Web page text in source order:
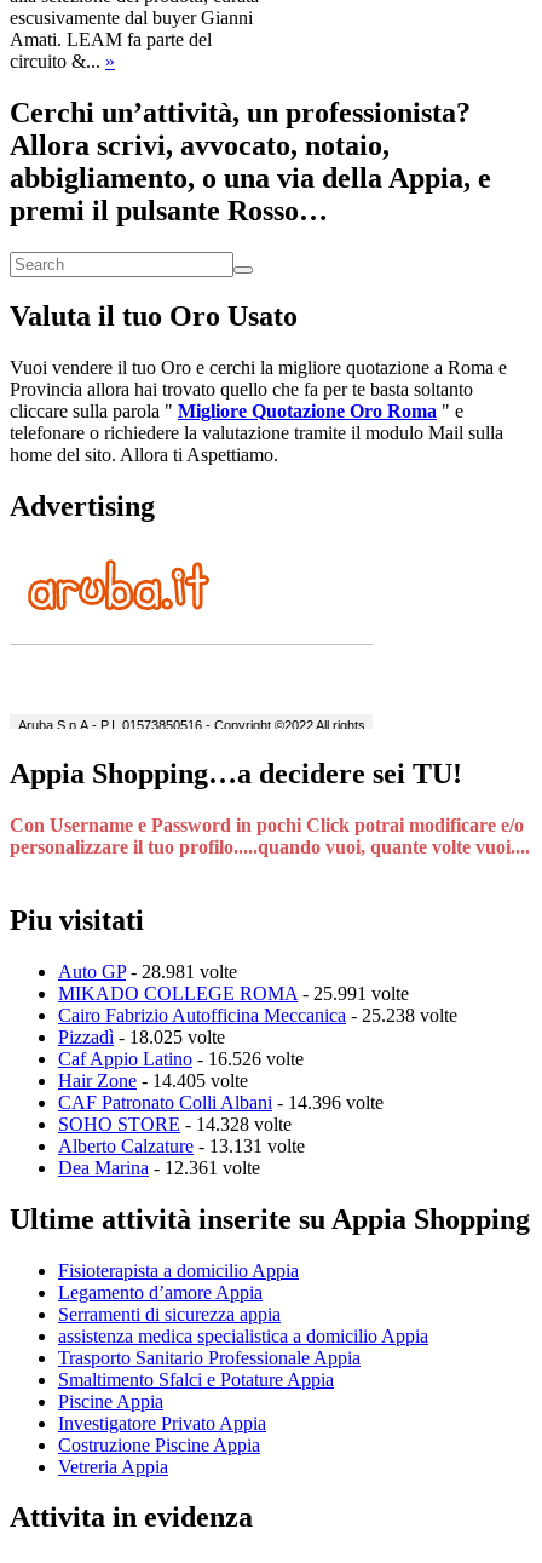
escusivamente dal buyer Gianni
Amati. LEAM fa parte del
circuito &... »
Cerchi un’attività, un professionista?
Allora scrivi, avvocato, notaio,
abbigliamento, o una via della Appia, e
premi il pulsante Rosso…
Valuta il tuo Oro Usato
Vuoi vendere il tuo Oro e cerchi la migliore quotazione a Roma e
Provincia allora hai trovato quello che fa per te basta soltanto
cliccare sulla parola " Migliore Quotazione Oro Roma " e
telefonare o richiedere la valutazione tramite il modulo Mail sulla
home del sito. Allora ti Aspettiamo.
Advertising
Appia Shopping…a decidere sei TU!
Con Username e Password in pochi Click potrai modificare e/o
personalizzare il tuo profilo.....quando vuoi, quante volte vuoi....
Piu visitati
Auto GP- 28.981 volte
MIKADO COLLEGE ROMA - 25.991 volte
Cairo Fabrizio Autofficina Meccanica - 25.238 volte
Pizzadì - 18.025 volte
Caf Appio Latino - 16.526 volte
Hair Zone - 14.405 volte
CAF Patronato Colli Albani - 14.396 volte
SOHO STORE - 14.328 volte
Alberto Calzature - 13.131 volte
Dea Marina - 12.361 volte
Ultime attività inserite su Appia Shopping
Fisioterapista a domicilio Appia
Legamento d’amore Appia
Serramenti di sicurezza appia
assistenza medica specialistica a domicilio Appia
Trasporto Sanitario Professionale Appia
Smaltimento Sfalci e Potature Appia
Piscine Appia
Investigatore Privato Appia
Costruzione Piscine Appia
Vetreria Appia
Attivita in evidenza